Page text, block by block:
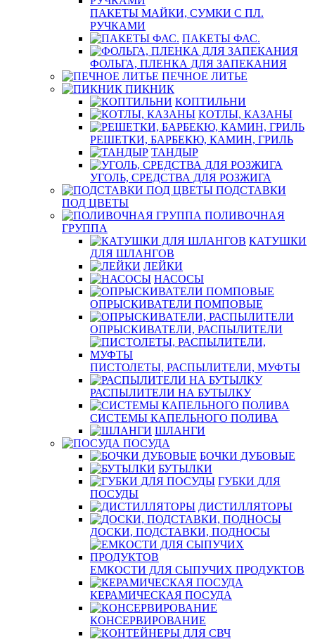
ПАКЕТЫ МАЙКИ, СУМКИ С ПЛ.
РУЧКАМИ
ПАКЕТЫ ФАС.
ФОЛЬГА, ПЛЕНКА ДЛЯ ЗАПЕКАНИЯ
ПЕЧНОЕ ЛИТЬЕ
ПИКНИК
КОПТИЛЬНИ
КОТЛЫ, КАЗАНЫ
РЕШЕТКИ, БАРБЕКЮ, КАМИН, ГРИЛЬ
ТАНДЫР
УГОЛЬ, СРЕДСТВА ДЛЯ РОЗЖИГА
ПОДСТАВКИ
ПОД ЦВЕТЫ
ПОЛИВОЧНАЯ
ГРУППА
КАТУШКИ
ДЛЯ ШЛАНГОВ
ЛЕЙКИ
НАСОСЫ
ОПРЫСКИВАТЕЛИ ПОМПОВЫЕ
ОПРЫСКИВАТЕЛИ, РАСПЫЛИТЕЛИ
ПИСТОЛЕТЫ, РАСПЫЛИТЕЛИ, МУФТЫ
РАСПЫЛИТЕЛИ НА БУТЫЛКУ
СИСТЕМЫ КАПЕЛЬНОГО ПОЛИВА
ШЛАНГИ
ПОСУДА
БОЧКИ ДУБОВЫЕ
БУТЫЛКИ
ГУБКИ ДЛЯ
ПОСУДЫ
ДИСТИЛЛЯТОРЫ
ДОСКИ, ПОДСТАВКИ, ПОДНОСЫ
ЕМКОСТИ ДЛЯ СЫПУЧИХ ПРОДУКТОВ
КЕРАМИЧЕСКАЯ ПОСУДА
КОНСЕРВИРОВАНИЕ